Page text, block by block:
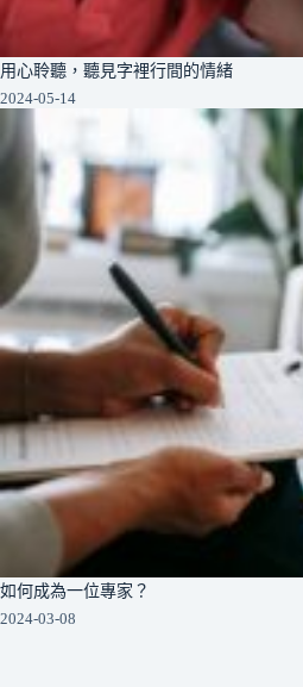
用心聆聽，聽見字裡行間的情緒
2024-05-14
如何成為一位專家？
2024-03-08